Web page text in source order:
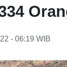
- 06:19 WIB